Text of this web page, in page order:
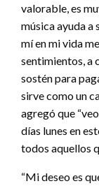
valorable, es
música ayuda a
mí en mi vida
sentimientos, a
sostén para
sirve como un
agregó que
días lunes en
todos aquellos
“Mi deseo es